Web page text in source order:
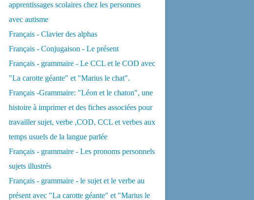
apprentissages scolaires chez les personnes
avec autisme
Français - Clavier des alphas
Français - Conjugaison - Le présent
Français - grammaire - Le CCL et le COD avec
"La carotte géante" et "Marius le chat".
Français -Grammaire: "Léon et le chaton", une
histoire à imprimer et des fiches associées pour
travailler sujet, verbe ,COD, CCL et verbes aux
temps usuels de la langue parlée
Français - grammaire - Les pronoms personnels
sujets illustrés
Français - grammaire - le sujet et le verbe au
présent avec "La carotte géante" et "Marius le